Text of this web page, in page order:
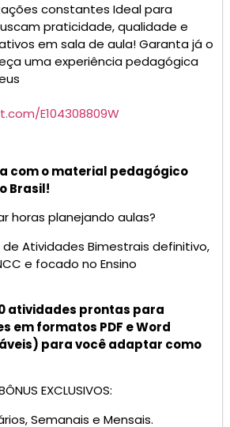
constantes Ideal para
praticidade, qualidade e
em sala de aula! Garanta já o
uma experiência pedagógica
E104308809W
com o material pedagógico
Brasil!
horas planejando aulas?
Atividades Bimestrais definitivo,
e focado no Ensino
atividades prontas para
em formatos PDF e Word
para você adaptar como
EXCLUSIVOS:
Semanais e Mensais.